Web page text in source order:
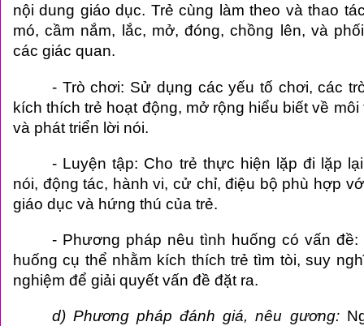
nội dung giáo dục. Trẻ cùng làm theo và thao
mó, cầm nắm, lắc, mở, đóng, chồng lên, và
các giác quan.
- Trò chơi: Sử dụng các yếu tố chơi, các
kích thích trẻ hoạt động, mở rộng hiểu biết về
và phát triển lời nói.
- Luyện tập: Cho trẻ thực hiện lặp đi lặp
nói, động tác, hành vi, cử chỉ, điệu bộ phù hợp
giáo dục và hứng thú của trẻ.
- Phương pháp nêu tình huống có vấn
huống cụ thể nhằm kích thích trẻ tìm tòi, suy
nghiệm để giải quyết vấn đề đặt ra.
d) Phương pháp đánh giá, nêu gương: